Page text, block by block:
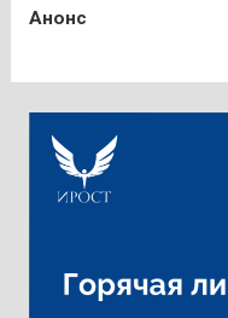
Анонс